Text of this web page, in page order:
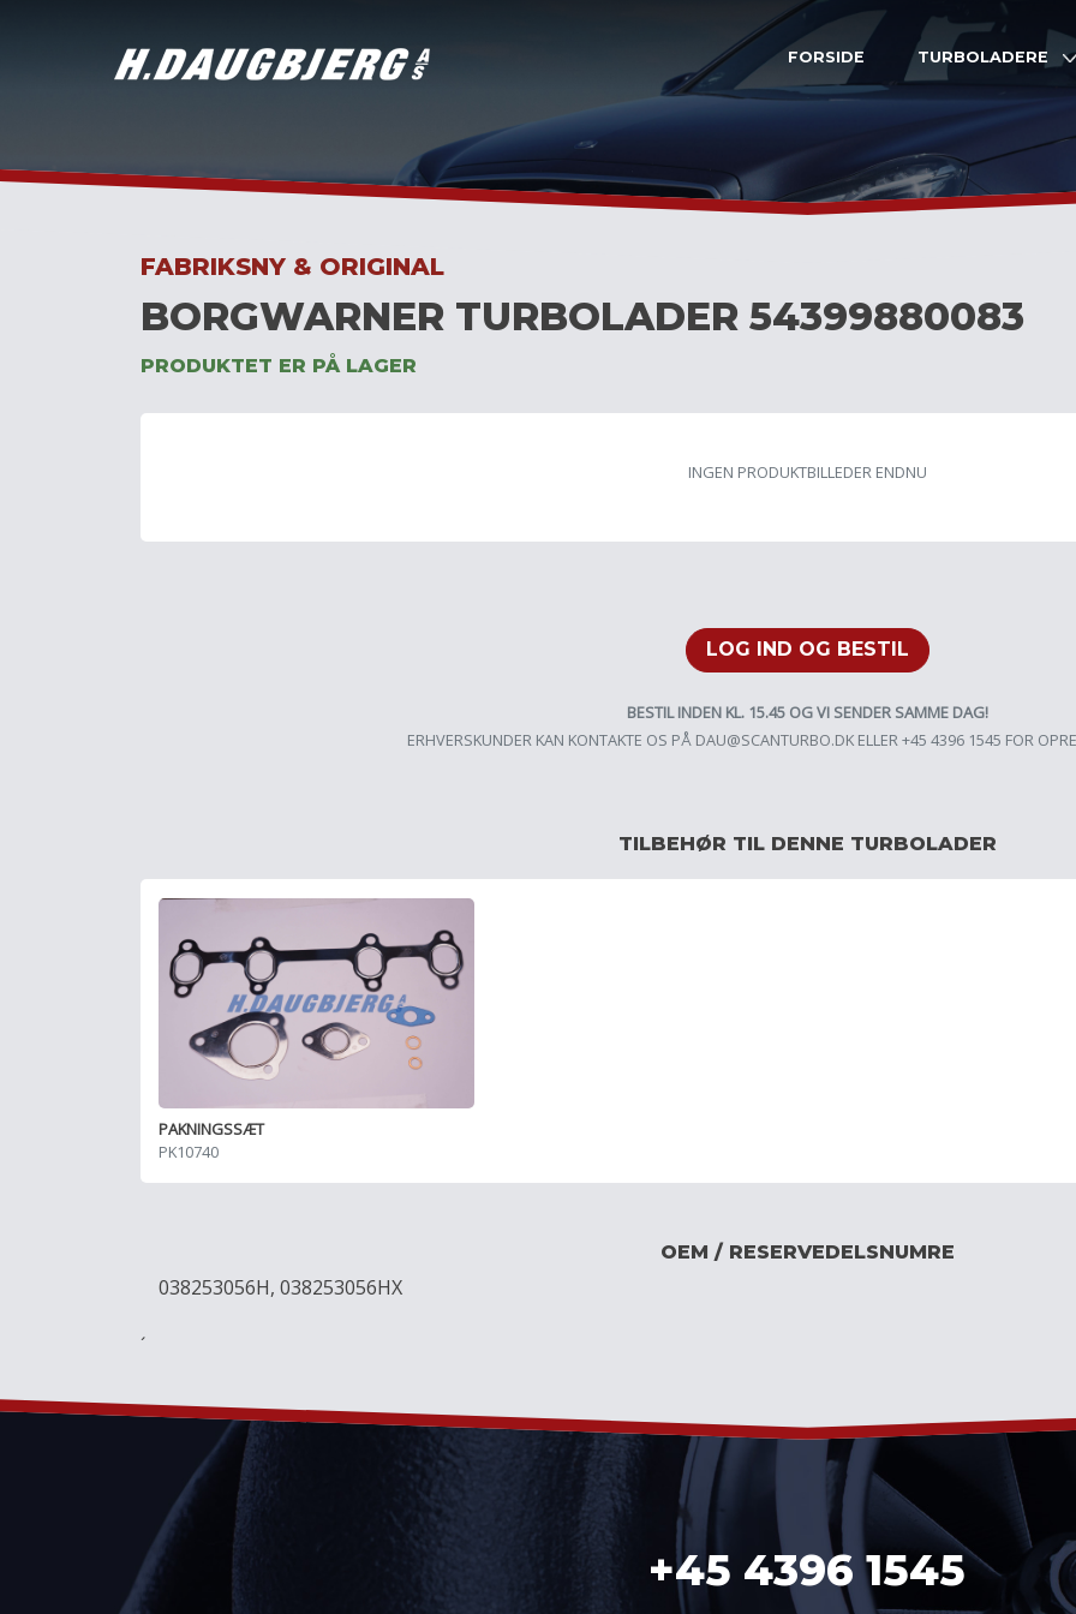
FORSIDE TURBOLADERE
FABRIKSNY & ORIGINAL
BORGWARNER TURBOLADER 54399880083
PRODUKTET ER PÅ LAGER
INGEN PRODUKTBILLEDER ENDNU
LOG IND OG BESTIL
BESTIL INDEN KL. 15.45 OG VI SENDER SAMME DAG!
ERHVERSKUNDER KAN KONTAKTE OS PÅ DAU@SCANTURBO.DK ELLER +45 4396 1545 FOR
TILBEHØR TIL DENNE TURBOLADER
PAKNINGSSÆT
PK10740
OEM / RESERVEDELSNUMRE
038253056H, 038253056HX
´
+45 4396 1545